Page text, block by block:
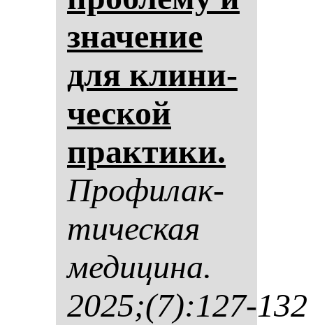
зна­че­ние
для кли­ни­
чес­кой
прак­ти­ки.
Про­фи­лак­
ти­чес­кая
ме­ди­ци­на.
2025;(7):127-132